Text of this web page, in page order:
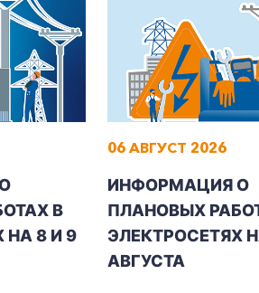
57
звонок
клиентам
В
НА 8 И 9
06 АВГУСТ 2026
ИНФОРМАЦИЯ О
ПЛАНОВЫХ
ЭЛЕКТРОСЕТЯХ
АВГУСТА